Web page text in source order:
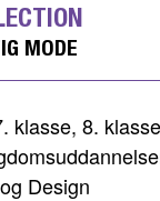
MODE
klasse, 8.
Design